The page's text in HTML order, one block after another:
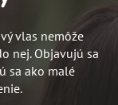
vlas nemôže
nej. Objavujú sa
sa ako malé